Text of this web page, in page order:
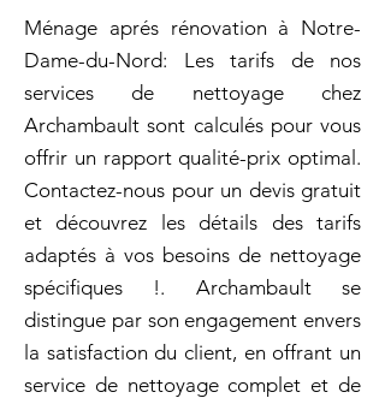
Ménage aprés rénovation à Notre-
Dame-du-Nord: Les tarifs de nos
services de nettoyage chez
Archambault sont calculés pour vous
offrir un rapport qualité-prix optimal.
Contactez-nous pour un devis gratuit
et découvrez les détails des tarifs
adaptés à vos besoins de nettoyage
spécifiques !. Archambault se
distingue par son engagement envers
la satisfaction du client, en offrant un
service de nettoyage complet et de